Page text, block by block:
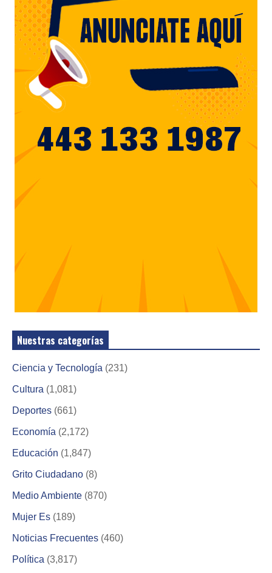
Nuestras categorías
Ciencia y Tecnología (231)
Cultura (1,081)
Deportes (661)
Economía (2,172)
Educación (1,847)
Grito Ciudadano (8)
Medio Ambiente (870)
Mujer Es (189)
Noticias Frecuentes (460)
Política (3,817)